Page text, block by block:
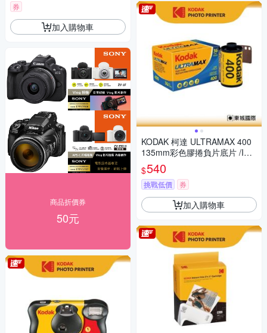
券
加入購物車
商品折價券
50元
KODAK 柯達 ULTRAMAX 400
135mm彩色膠捲負片底片 /ISO
400 36張
$540
挑戰低價 券
加入購物車